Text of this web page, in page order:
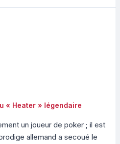
« Heater » légendaire
un joueur de poker ; il est
allemand a secoué le